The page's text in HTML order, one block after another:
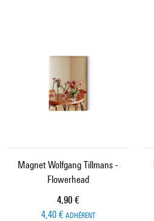
Magnet Wolfgang Tillmans -
Flowerhead
Prix ​​actuel
4,90 €
4,40 € ADHÉRENT